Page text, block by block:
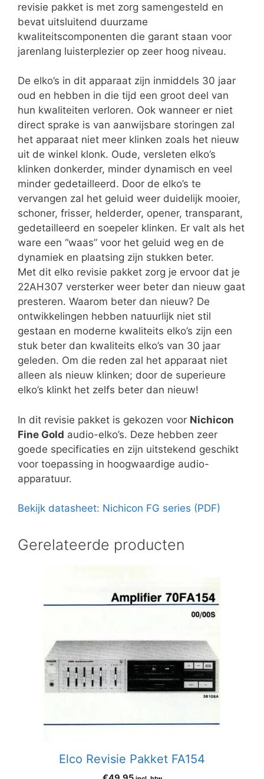
revisie pakket is met zorg samengesteld en
bevat uitsluitend duurzame
kwaliteitscomponenten die garant staan voor
jarenlang luisterplezier op zeer hoog niveau.
De elko’s in dit apparaat zijn inmiddels 30 jaar
oud en hebben in die tijd een groot deel van
hun kwaliteiten verloren. Ook wanneer er niet
direct sprake is van aanwijsbare storingen zal
het apparaat niet meer klinken zoals het nieuw
uit de winkel klonk. Oude, versleten elko’s
klinken donkerder, minder dynamisch en veel
minder gedetailleerd. Door de elko’s te
vervangen zal het geluid weer duidelijk mooier,
schoner, frisser, helderder, opener, transparant,
gedetailleerd en soepeler klinken. Er valt als het
ware een “waas” voor het geluid weg en de
dynamiek en plaatsing zijn stukken beter.
Met dit elko revisie pakket zorg je ervoor dat je
22AH307 versterker weer beter dan nieuw gaat
presteren. Waarom beter dan nieuw? De
ontwikkelingen hebben natuurlijk niet stil
gestaan en moderne kwaliteits elko’s zijn een
stuk beter dan kwaliteits elko’s van 30 jaar
geleden. Om die reden zal het apparaat niet
alleen als nieuw klinken; door de superieure
elko’s klinkt het zelfs beter dan nieuw!
In dit revisie pakket is gekozen voor Nichicon
Fine Gold audio-elko’s. Deze hebben zeer
goede specificaties en zijn uitstekend geschikt
voor toepassing in hoogwaardige audio-
apparatuur.
Bekijk datasheet: Nichicon FG series (PDF)
Gerelateerde producten
Elco Revisie Pakket FA154